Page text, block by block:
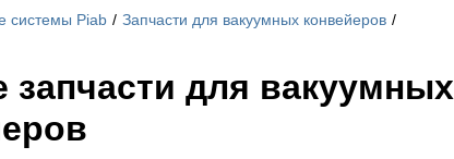
системы Piab Запчасти для вакуумных конвейеров
запчасти для вакуумных